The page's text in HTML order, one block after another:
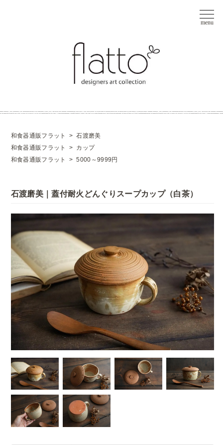
和食器通販フラット >石渡磨美
和食器通販フラット
> カップ
和食器通販フラット
>5000～9999円
石渡磨美｜蓋付耐火どんぐりスープカップ（白茶）